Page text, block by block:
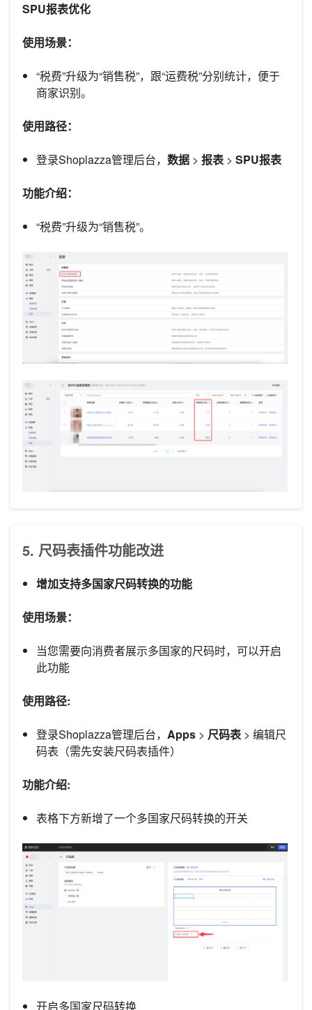
SPU报表优化
使用场景：
“税费”升级为“销售税”，跟“运费税”分别统计，便于
商家识别。
使用路径：
登录Shoplazza管理后台， 数据 > 报表> SPU报表
功能介绍：
“税费”升级为“销售税”。
5. 尺码表插件功能改进
增加支持多国家尺码转换的功能
使用场景：
当您需要向消费者展示多国家的尺码时，可以开启
此功能
使用路径:
登录Shoplazza管理后台， Apps > 尺码表> 编辑尺
码表（需先安装尺码表插件）
功能介绍:
表格下方新增了一个多国家尺码转换的开关
开启多国家尺码转换